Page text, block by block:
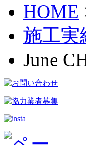
HOME
施工実
June